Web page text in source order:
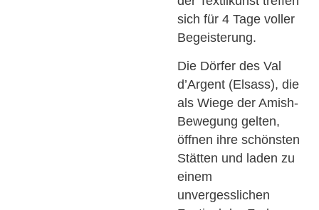
sich für 4 Tage voller
Begeisterung.
Die Dörfer des Val
d’Argent (Elsass), die
als Wiege der Amish-
Bewegung gelten,
öffnen ihre schönsten
Stätten und laden zu
einem
unvergesslichen